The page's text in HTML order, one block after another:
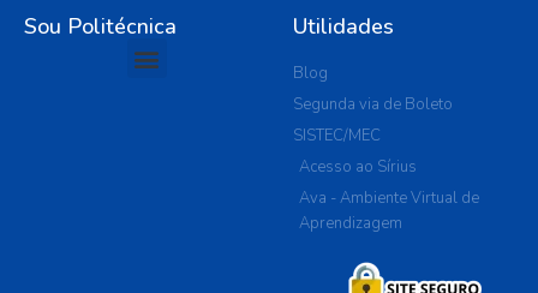
Sou Politécnica Utilidades
Blog
Segunda via de Boleto
SISTEC/MEC
Acesso ao Sírius
Ava - Ambiente Virtual de
Aprendizagem